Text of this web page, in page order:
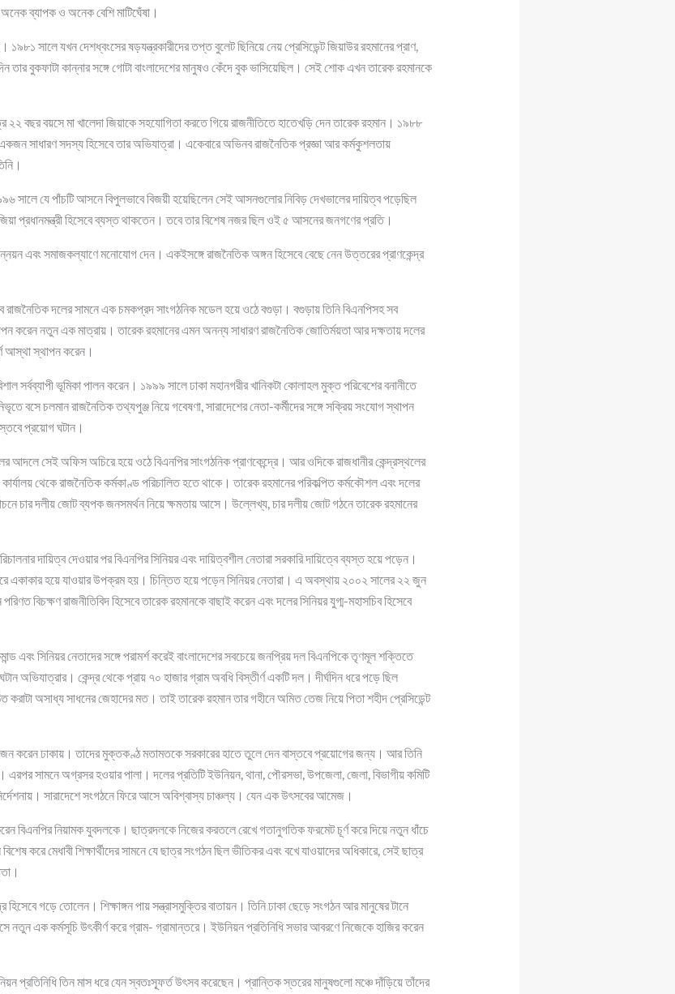
ব্যাপক ও অনেক বেশি মাটিঘেঁষা।
১৯৮১ সালে যখন দেশধ্বংসের ষড়যন্ত্রকারীদের তপ্ত বুলেট ছিনিয়ে নেয় প্রেসিডেন্ট জিয়াউর রহমানের প্রাণ,
তার বুকফাটা কান্নার সঙ্গে গোটা বাংলাদেশের মানুষও কেঁদে বুক ভাসিয়েছিল। সেই শোক এখন তারেক রহমানকে
২২ বছর বয়সে মা খালেদা জিয়াকে সহযোগিতা করতে গিয়ে রাজনীতিতে হাতেখড়ি দেন তারেক রহমান। ১৯৮৮
একজন সাধারণ সদস্য হিসেবে তার অভিযাত্রা। একেবারে অভিনব রাজনৈতিক প্রজ্ঞা আর কর্মকুশলতায়
সালে যে পাঁচটি আসনে বিপুলভাবে বিজয়ী হয়েছিলেন সেই আসনগুলোর নিবিড় দেখভালের দায়িত্ব পড়েছিল
প্রধানমন্ত্রী হিসেবে ব্যস্ত থাকতেন। তবে তার বিশেষ নজর ছিল ওই ৫ আসনের জনগণের প্রতি।
এবং সমাজকল্যাণে মনোযোগ দেন। একইসঙ্গে রাজনৈতিক অঙ্গন হিসেবে বেছে নেন উত্তরের প্রাণকেন্দ্র
দলের সামনে এক চমকপ্রদ সাংগঠনিক মডেল হয়ে ওঠে বগুড়া। বগুড়ায় তিনি বিএনপিসহ সব
করেন নতুন এক মাত্রায়। তারেক রহমানের এমন অনন্য সাধারণ রাজনৈতিক জোতির্ময়তা আর দক্ষতায় দলের
আস্থা স্থাপন করেন।
সর্বব্যাপী ভূমিকা পালন করেন। ১৯৯৯ সালে ঢাকা মহানগরীর খানিকটা কোলাহল মুক্ত পরিবেশের বনানীতে
বসে চলমান রাজনৈতিক তথ্যপুঞ্জ নিয়ে গবেষণা, সারাদেশের নেতা-কর্মীদের সঙ্গে সক্রিয় সংযোগ স্থাপন
প্রয়োগ ঘটান।
আদলে সেই অফিস অচিরে হয়ে ওঠে বিএনপির সাংগঠনিক প্রাণকেন্দ্রে। আর ওদিকে রাজধানীর কেন্দ্রস্থলের
থেকে রাজনৈতিক কর্মকাণ্ড পরিচালিত হতে থাকে। তারেক রহমানের পরিকল্পিত কর্মকৌশল এবং দলের
চার দলীয় জোট ব্যপক জনসমর্থন নিয়ে ক্ষমতায় আসে। উল্লেখ্য, চার দলীয় জোট গঠনে তারেক রহমানের
দায়িত্ব দেওয়ার পর বিএনপির সিনিয়র এবং দায়িত্বশীল নেতারা সরকারি দায়িত্বে ব্যস্ত হয়ে পড়েন।
একাকার হয়ে যাওয়ার উপক্রম হয়। চিন্তিত হয়ে পড়েন সিনিয়র নেতারা। এ অবস্থায় ২০০২ সালের ২২ জুন
বিচক্ষণ রাজনীতিবিদ হিসেবে তারেক রহমানকে বাছাই করেন এবং দলের সিনিয়র যুগ্ম-মহাসচিব হিসেবে
এবং সিনিয়র নেতাদের সঙ্গে পরামর্শ করেই বাংলাদেশের সবচেয়ে জনপ্রিয় দল বিএনপিকে তৃণমূল শক্তিতে
অভিযাত্রার। কেন্দ্র থেকে প্রায় ৭০ হাজার গ্রাম অবধি বিস্তীর্ণ একটি দল। দীর্ঘদিন ধরে পড়ে ছিল
করাটা অসাধ্য সাধনের জেহাদের মত। তাই তারেক রহমান তার গহীনে অমিত তেজ নিয়ে পিতা শহীদ প্রেসিডেন্ট
করেন ঢাকায়। তাদের মুক্তকণ্ঠ মতামতকে সরকারের হাতে তুলে দেন বাস্তবে প্রয়োগের জন্য। আর তিনি
সামনে অগ্রসর হওয়ার পালা। দলের প্রতিটি ইউনিয়ন, থানা, পৌরসভা, উপজেলা, জেলা, বিভাগীয় কমিটি
সারাদেশে সংগঠনে ফিরে আসে অবিশ্বাস্য চাঞ্চল্য। যেন এক উৎসবের আমেজ।
বিএনপির নিয়ামক যুবদলকে। ছাত্রদলকে নিজের করতলে রেখে গতানুগতিক ফরমেট চূর্ণ করে দিয়ে নতুন ধাঁচে
করে মেধাবী শিক্ষার্থীদের সামনে যে ছাত্র সংগঠন ছিল ভীতিকর এবং বখে যাওয়াদের অধিকারে, সেই ছাত্র
হিসেবে গড়ে তোলেন। শিক্ষাঙ্গন পায় সন্ত্রাসমুক্তির বাতায়ন। তিনি ঢাকা ছেড়ে সংগঠন আর মানুষের টানে
নতুন এক কর্মসূচি উৎকীর্ণ করে গ্রাম- গ্রামান্তরে। ইউনিয়ন প্রতিনিধি সভার আবরণে নিজেকে হাজির করেন
প্রতিনিধি তিন মাস ধরে যেন স্বতঃস্ফূর্ত উৎসব করেছেন। প্রান্তিক স্তরের মানুষগুলো মঞ্চে দাঁড়িয়ে তাঁদের